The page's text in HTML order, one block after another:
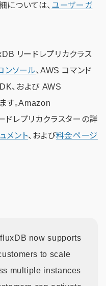
ついては、 ユーザーガ
リードレプリカクラス
ソール、AWS コマンド
、および AWS
す。Amazon
レプリカクラスターの詳
メント、および料金ページ
now supports
to scale
multiple instances